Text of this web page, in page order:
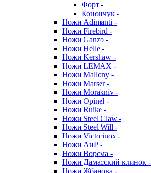
Форт -
Конончук -
Ножи Adimanti -
Ножи Firebird -
Ножи Ganzo -
Ножи Helle -
Ножи Kershaw -
Ножи LEMAX -
Ножи Mallony -
Ножи Marser -
Ножи Morakniv -
Ножи Opinel -
Ножи Ruike -
Ножи Steel Claw -
Ножи Steel Will -
Ножи Victorinox -
Ножи АиР -
Ножи Ворсма -
Ножи Дамасский клинок -
Ножи Жбанова -